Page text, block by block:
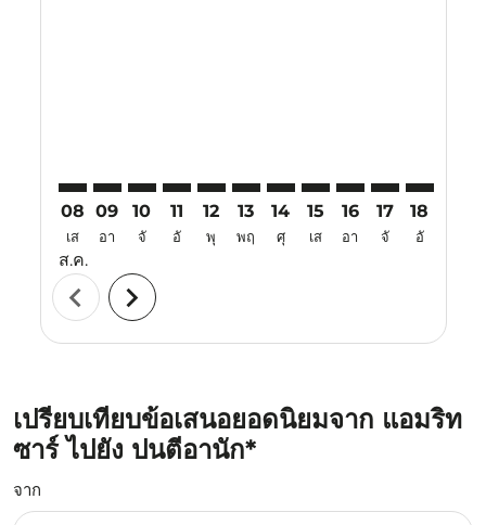
08
เส
ส.ค.
09
อา
10
จั
11
อั
12
พุ
13
พฤ
14
ศุ
15
เส
16
อา
17
จั
18
อั
chevron_left chevron_right
เปรียบเทียบข้อเสนอยอดนิยมจาก แอมริท
ซาร์ ไปยัง ปนตีอานัก*
จาก